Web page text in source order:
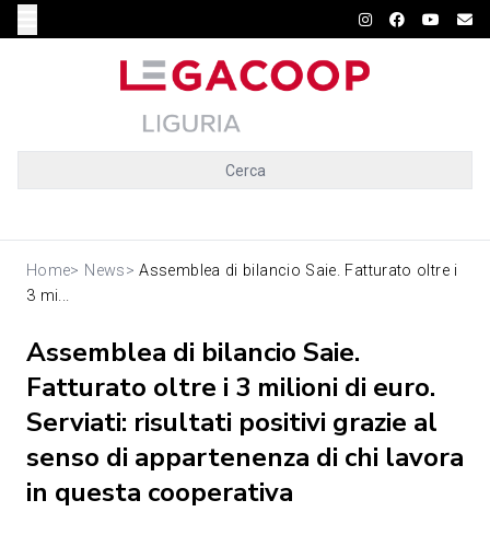
Cerca
Home> News> Assemblea di bilancio Saie. Fatturato oltre i
3 mi...
Assemblea di bilancio Saie.
Fatturato oltre i 3 milioni di euro.
Serviati: risultati positivi grazie al
senso di appartenenza di chi lavora
in questa cooperativa